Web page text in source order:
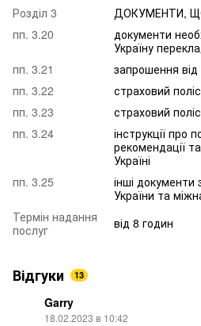
Розділ 3
ДОКУМЕНТИ,
пп. 3.20
документи
Україну
пп. 3.21
запрошення від
пп. 3.22
страховий
пп. 3.23
страховий
пп. 3.24
інструкції про
рекомендації
Україні
пп. 3.25
інші документи
України та
Термін надання
послуг
від 8 годин
Відгуки 13
Garry
18.02.2023 в 10:42